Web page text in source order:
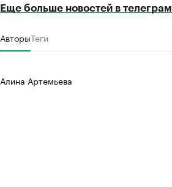
Еще больше новостей в
АвторыТеги
Алина Артемьева